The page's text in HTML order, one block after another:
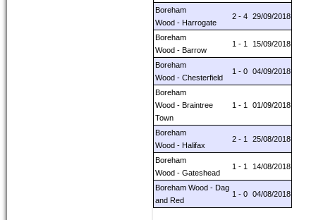
Boreham
Wood - Harrogate
2 - 4 29/09/2018
Boreham
Wood - Barrow
1 - 1 15/09/2018
Boreham
Wood - Chesterfield
1 - 0 04/09/2018
Boreham
Wood - Braintree
Town
1 - 1 01/09/2018
Boreham
Wood - Halifax
2 - 1 25/08/2018
Boreham
Wood - Gateshead
1 - 1 14/08/2018
Boreham Wood - Dag
and Red
1 - 0 04/08/2018